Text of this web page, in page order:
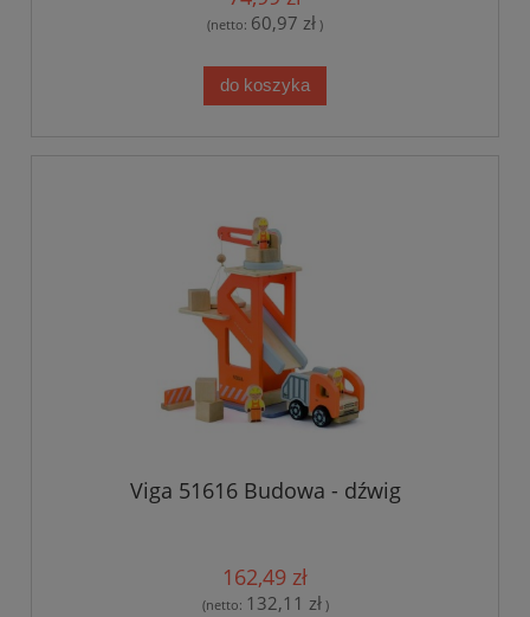
(netto: 60,97 zł )
do koszyka
Viga 51616 Budowa - dźwig
162,49 zł
(netto: 132,11 zł)